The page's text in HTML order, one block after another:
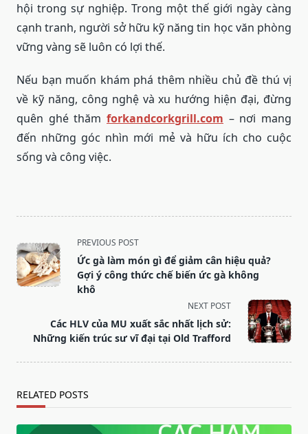
hội trong sự nghiệp. Trong một thế giới ngày càng
cạnh tranh, người sở hữu kỹ năng tin học văn phòng
vững vàng sẽ luôn có lợi thế.
Nếu bạn muốn khám phá thêm nhiều chủ đề thú vị
về kỹ năng, công nghệ và xu hướng hiện đại, đừng
quên ghé thăm forkandcorkgrill.com – nơi mang
đến những góc nhìn mới mẻ và hữu ích cho cuộc
sống và công việc.
<span
class="nav-
subtitle
screen-
text">Page</span>
PREVIOUS POST
Ức gà làm món gì để giảm cân hiệu quả?
Gợi ý công thức chế biến ức gà không
khô
NEXT POST
Các HLV của MU xuất sắc nhất lịch sử:
Những kiến trúc sư vĩ đại tại Old Trafford
RELATED POSTS